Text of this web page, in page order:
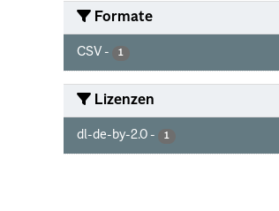
Formate
CSV - 1
Lizenzen
dl-de-by-2.0 - 1